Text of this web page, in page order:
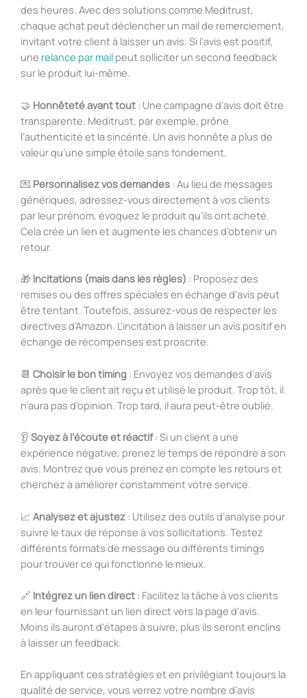
des heures. Avec des solutions comme Meditrust,
chaque achat peut déclencher un mail de remerciement,
invitant votre client à laisser un avis. Si l’avis est positif,
une relance par mail peut solliciter un second feedback
sur le produit lui-même.
🤝 Honnêteté avant tout : Une campagne d’avis doit être
transparente. Meditrust, par exemple, prône
l’authenticité et la sincérité. Un avis honnête a plus de
valeur qu’une simple étoile sans fondement.
💌 Personnalisez vos demandes : Au lieu de messages
génériques, adressez-vous directement à vos clients
par leur prénom, évoquez le produit qu’ils ont acheté.
Cela crée un lien et augmente les chances d’obtenir un
retour.
🎁 Incitations (mais dans les règles) : Proposez des
remises ou des offres spéciales en échange d’avis peut
être tentant. Toutefois, assurez-vous de respecter les
directives d’Amazon. L’incitation à laisser un avis positif en
échange de récompenses est proscrite.
📆 Choisir le bon timing : Envoyez vos demandes d’avis
après que le client ait reçu et utilisé le produit. Trop tôt, il
n’aura pas d’opinion. Trop tard, il aura peut-être oublié.
👂 Soyez à l’écoute et réactif: Si un client a une
expérience négative, prenez le temps de répondre à son
avis. Montrez que vous prenez en compte les retours et
cherchez à améliorer constamment votre service.
📈 Analysez et ajustez : Utilisez des outils d’analyse pour
suivre le taux de réponse à vos sollicitations. Testez
différents formats de message ou différents timings
pour trouver ce qui fonctionne le mieux.
🔗 Intégrez un lien direct : Facilitez la tâche à vos clients
en leur fournissant un lien direct vers la page d’avis.
Moins ils auront d’étapes à suivre, plus ils seront enclins
à laisser un feedback.
En appliquant ces stratégies et en privilégiant toujours la
qualité de service, vous verrez votre nombre d’avis